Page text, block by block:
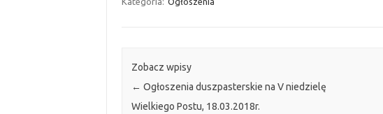
Zobacz wpisy
← Ogłoszenia duszpasterskie na V niedzielę
Wielkiego Postu, 18.03.2018r.